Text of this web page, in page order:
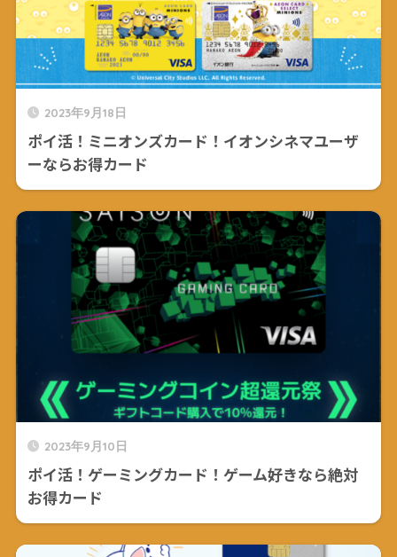
2023年9月18日
ポイ活！ミニオンズカード！イオンシネマユーザ
ーならお得カード
2023年9月10日
ポイ活！ゲーミングカード！ゲーム好きなら絶対
お得カード